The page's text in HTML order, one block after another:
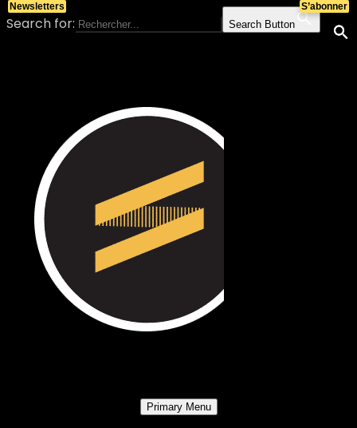
Search for: Search Button
Primary Menu
S’abonner
Newsletters